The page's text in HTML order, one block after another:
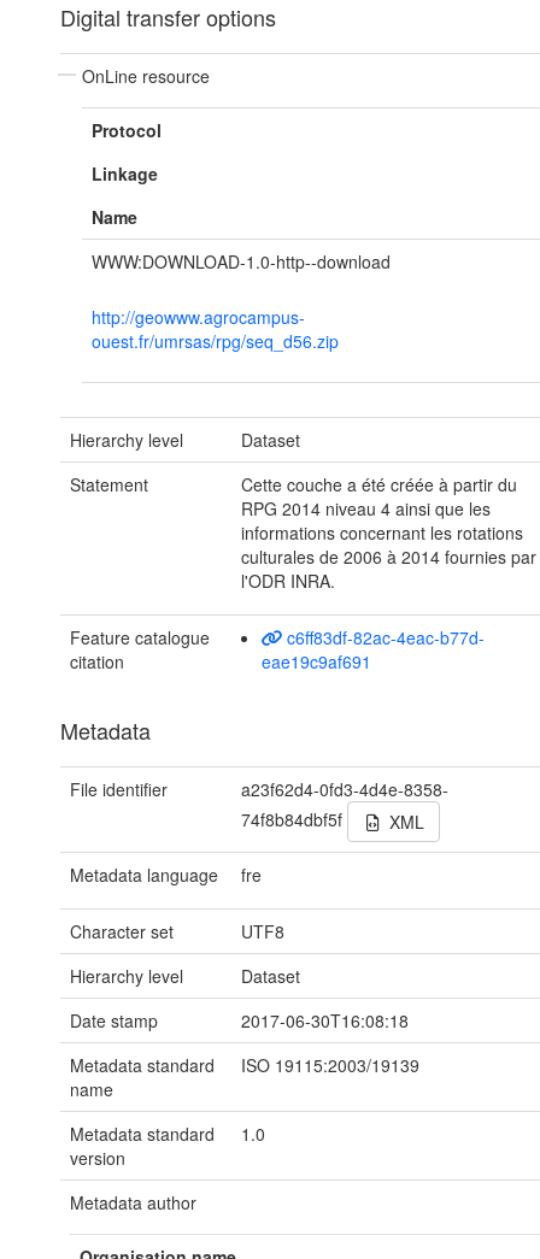
Digital transfer options
OnLine resource
Protocol
Linkage
Name
WWW:DOWNLOAD-1.0-http--download
http://geowww.agrocampus-
ouest.fr/umrsas/rpg/seq_d56.zip
Hierarchy level
Dataset
Statement
Cette couche a été créée à partir du
RPG 2014 niveau 4 ainsi que les
informations concernant les rotations
culturales de 2006 à 2014 fournies par
l'ODR INRA.
Feature catalogue
citation
c6ff83df-82ac-4eac-b77d-
eae19c9af691
Metadata
File identifier
a23f62d4-0fd3-4d4e-8358-
74f8b84dbf5f
XML
Metadata language fre
Character set
UTF8
Hierarchy level
Dataset
Date stamp
2017-06-30T16:08:18
Metadata standard
name
ISO 19115:2003/19139
Metadata standard
version
1.0
Metadata author